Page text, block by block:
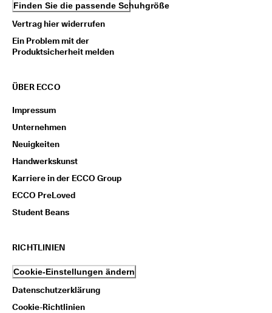
Finden Sie die passende Schuhgröße
Vertrag hier widerrufen
Ein Problem mit der
Produktsicherheit melden
ÜBER ECCO
Impressum
Unternehmen
Neuigkeiten
Handwerkskunst
Karriere in der ECCO Group
ECCO PreLoved
Student Beans
RICHTLINIEN
Cookie-Einstellungen ändern
Datenschutzerklärung
Cookie-Richtlinien